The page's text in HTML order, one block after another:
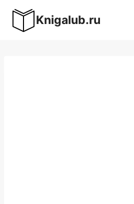
содержимому
Knigalub.ru